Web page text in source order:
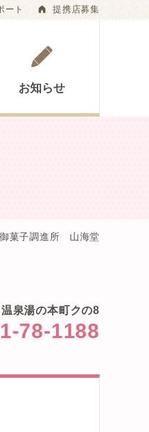
ート A 提携店募集
お知らせ
御菓子調進所 山海堂
泉湯の本町クの8
78-1188